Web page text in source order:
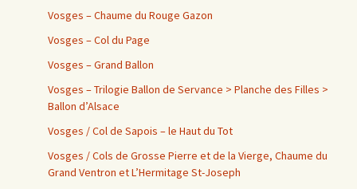
Vosges – Chaume du Rouge Gazon
Vosges – Col du Page
Vosges – Grand Ballon
Vosges – Trilogie Ballon de Servance > Planche des Filles >
Ballon d’Alsace
Vosges / Col de Sapois – le Haut du Tot
Vosges / Cols de Grosse Pierre et de la Vierge, Chaume du
Grand Ventron et L’Hermitage St-Joseph